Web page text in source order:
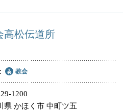
高松伝道所
教会
1200
県 かほく市 中町ツ五